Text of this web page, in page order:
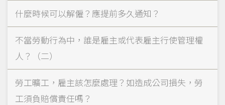
什麼時候可以解僱？應提前多久通知？
不當勞動行為中，誰是雇主或代表雇主行使管理權
人？（二）
勞工曠工，雇主該怎麼處理？如造成公司損失，勞
工須負賠償責任嗎？